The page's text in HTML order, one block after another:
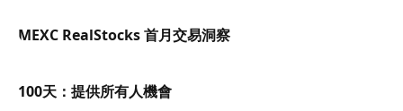
MEXC RealStocks 首月交易洞察
100天：提供所有人機會